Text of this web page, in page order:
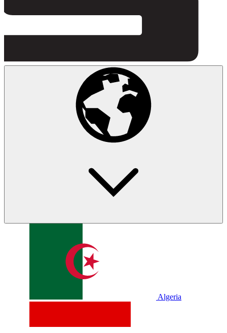
Algeria